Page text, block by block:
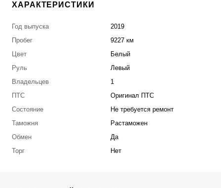
ХАРАКТЕРИСТИКИ
Год выпуска
2019
Пробег
9227 км
Цвет
Белый
Руль
Левый
Владельцев
1
ПТС
Оригинал ПТС
Состояние
Не требуется ремонт
Таможня
Растаможен
Обмен
Да
Торг
Нет